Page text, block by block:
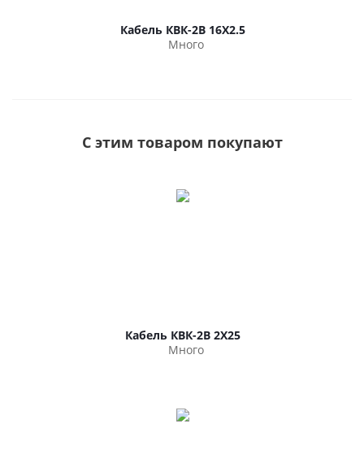
Кабель КВК-2В 16Х2.5
Много
С этим товаром покупают
Кабель КВК-2В 2Х25
Много